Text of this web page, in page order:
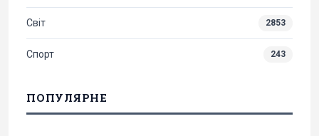
Світ 2853
Спорт 243
ПОПУЛЯРНЕ